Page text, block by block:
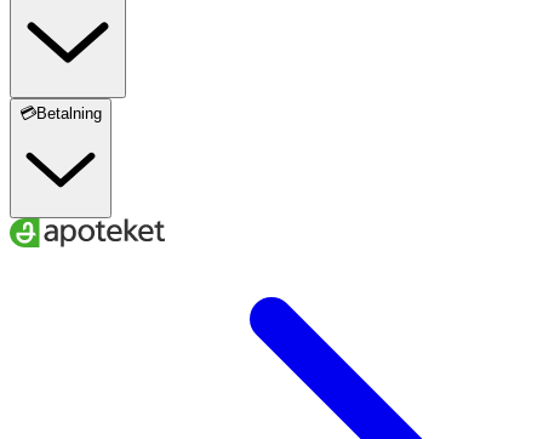
💳Betalning